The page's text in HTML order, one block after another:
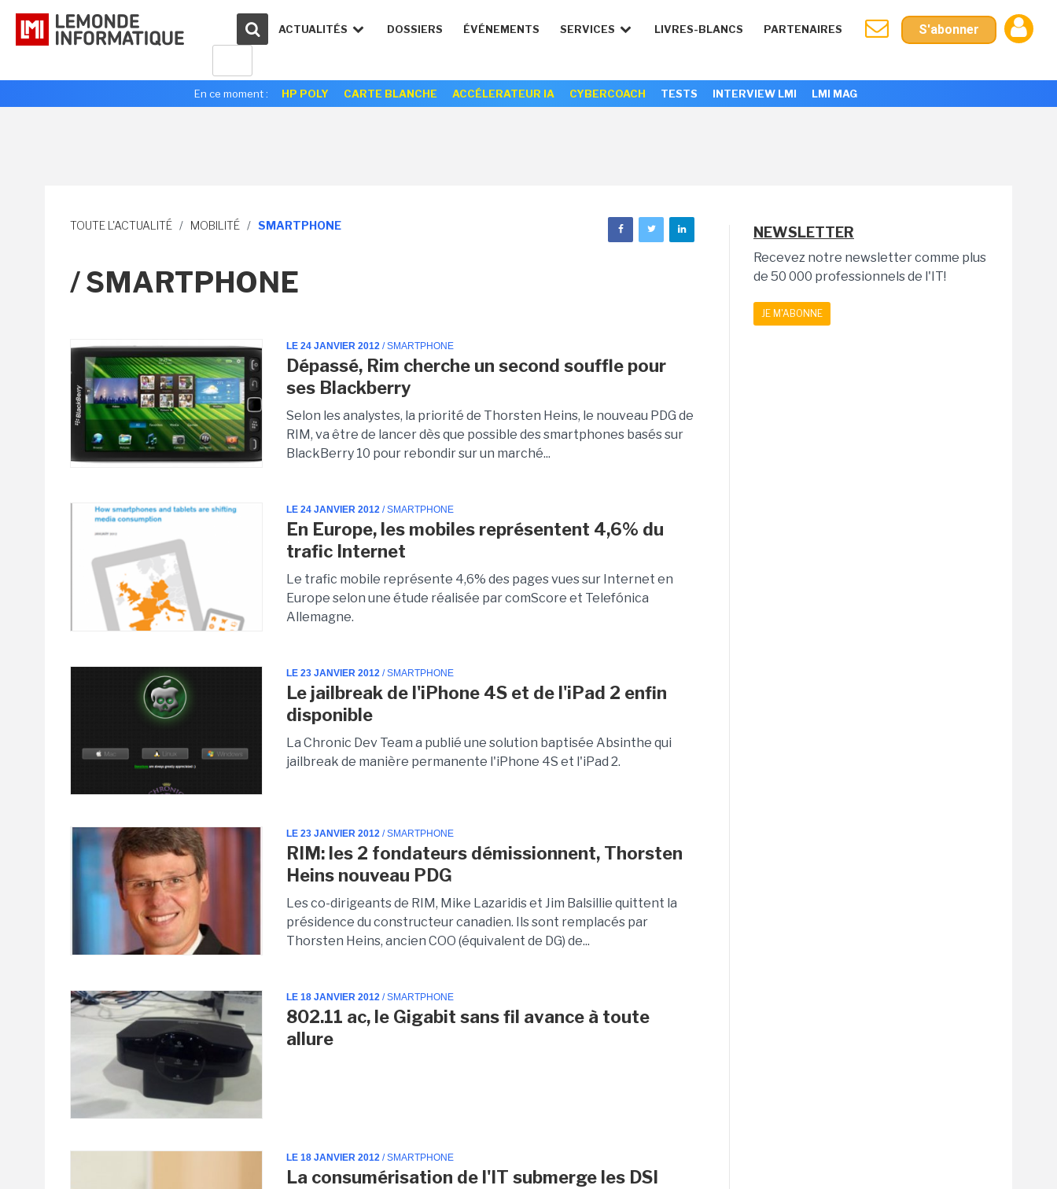
ACTUALITÉS DOSSIERS ÉVÉNEMENTS SERVICES LIVRES-BLANCS PARTENAIRES S'abonner
En ce moment : HP POLY CARTE BLANCHE ACCÉLERATEUR IA CYBERCOACH TESTS INTERVIEW LMI LMI MAG
TOUTE L'ACTUALITÉ / MOBILITÉ / SMARTPHONE
/ SMARTPHONE
LE 24 JANVIER 2012 / SMARTPHONE
Dépassé, Rim cherche un second souffle pour
ses Blackberry
Selon les analystes, la priorité de Thorsten Heins, le nouveau PDG de
RIM, va être de lancer dès que possible des smartphones basés sur
BlackBerry 10 pour rebondir sur un marché...
LE 24 JANVIER 2012 / SMARTPHONE
En Europe, les mobiles représentent 4,6% du
trafic Internet
Le trafic mobile représente 4,6% des pages vues sur Internet en
Europe selon une étude réalisée par comScore et Telefónica
Allemagne.
LE 23 JANVIER 2012 / SMARTPHONE
Le jailbreak de l'iPhone 4S et de l'iPad 2 enfin
disponible
La Chronic Dev Team a publié une solution baptisée Absinthe qui
jailbreak de manière permanente l'iPhone 4S et l'iPad 2.
LE 23 JANVIER 2012 / SMARTPHONE
RIM: les 2 fondateurs démissionnent, Thorsten
Heins nouveau PDG
Les co-dirigeants de RIM, Mike Lazaridis et Jim Balsillie quittent la
présidence du constructeur canadien. Ils sont remplacés par
Thorsten Heins, ancien COO (équivalent de DG) de...
LE 18 JANVIER 2012 / SMARTPHONE
802.11 ac, le Gigabit sans fil avance à toute
allure
LE 18 JANVIER 2012 / SMARTPHONE
La consumérisation de l'IT submerge les DSI
NEWSLETTER
Recevez notre newsletter comme plus
de 50 000 professionnels de l'IT!
JE M'ABONNE